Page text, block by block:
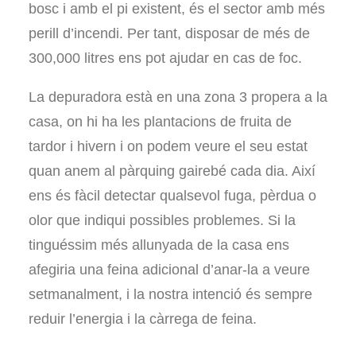
bosc i amb el pi existent, és el sector amb més
perill d’incendi. Per tant, disposar de més de
300,000 litres ens pot ajudar en cas de foc.
La depuradora està en una zona 3 propera a la
casa, on hi ha les plantacions de fruita de
tardor i hivern i on podem veure el seu estat
quan anem al pàrquing gairebé cada dia. Així
ens és fàcil detectar qualsevol fuga, pèrdua o
olor que indiqui possibles problemes. Si la
tinguéssim més allunyada de la casa ens
afegiria una feina adicional d’anar-la a veure
setmanalment, i la nostra intenció és sempre
reduir l’energia i la càrrega de feina.